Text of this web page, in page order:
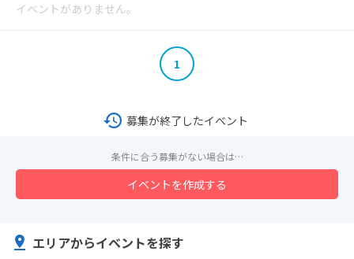
イベントがありません。
1
募集が終了したイベント
条件に合う募集がない場合は…
イベントを作成する
エリアからイベントを探す